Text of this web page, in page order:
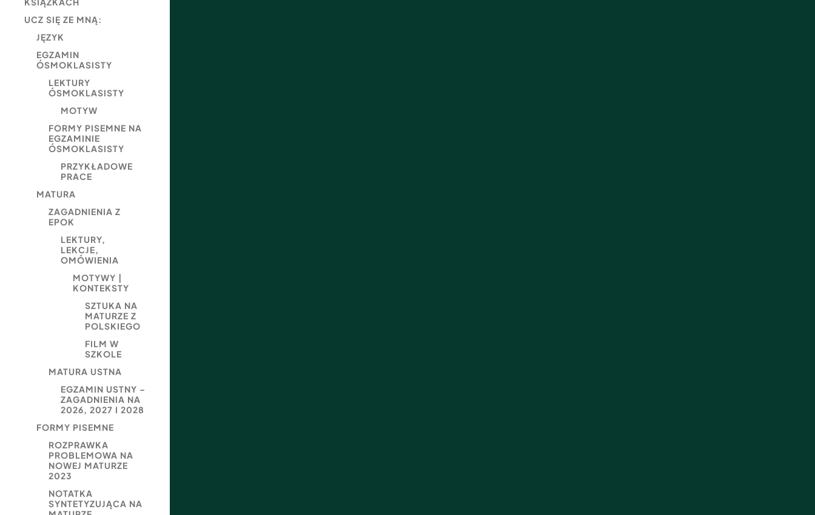
UCZ SIĘ ZE MNĄ:
JĘZYK
EGZAMIN
ÓSMOKLASISTY
LEKTURY
ÓSMOKLASISTY
MOTYW
FORMY PISEMNE NA
EGZAMINIE
ÓSMOKLASISTY
PRZYKŁADOWE
PRACE
MATURA
ZAGADNIENIA Z
EPOK
LEKTURY,
LEKCJE,
OMÓWIENIA
MOTYWY |
KONTEKSTY
SZTUKA NA
MATURZE Z
POLSKIEGO
FILM W
SZKOLE
MATURA USTNA
EGZAMIN USTNY –
ZAGADNIENIA NA
2026, 2027 I 2028
FORMY PISEMNE
ROZPRAWKA
PROBLEMOWA NA
NOWEJ MATURZE
2023
NOTATKA
SYNTETYZUJĄCA NA